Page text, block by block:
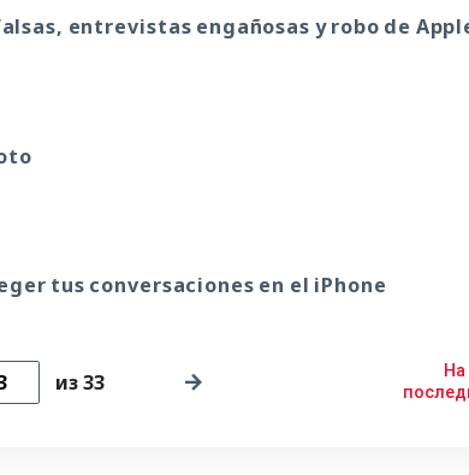
entrevistas engañosas y robo de
tus conversaciones en el iPhone
из 33
На